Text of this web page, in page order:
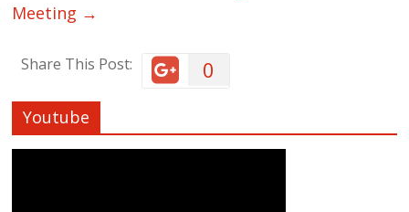
Meeting →
Share This Post: 0
Youtube